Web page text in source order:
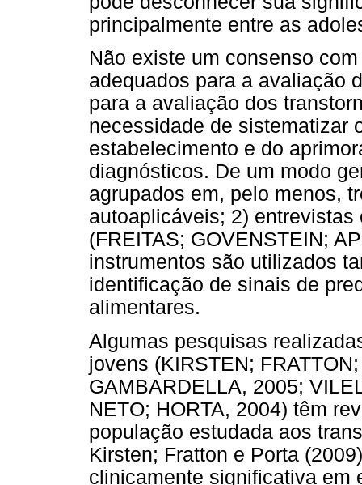
principalmente entre as
Não existe um consenso
adequados para a avaliação
para a avaliação dos
necessidade de sistematizar
estabelecimento e do
diagnósticos. De um modo
agrupados em, pelo menos,
autoaplicáveis; 2)
(FREITAS; GOVENSTEIN;
instrumentos são utilizados
identificação de sinais de
alimentares.
Algumas pesquisas
jovens (KIRSTEN;
GAMBARDELLA, 2005;
NETO; HORTA, 2004) têm
população estudada aos
Kirsten; Fratton e Porta
clinicamente significativa em